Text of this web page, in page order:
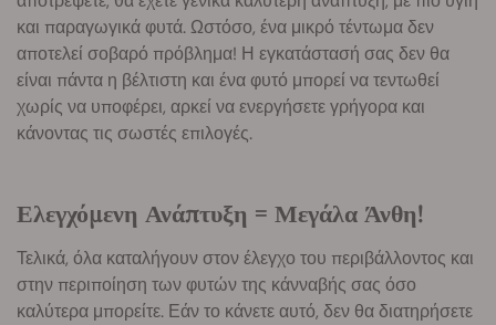
και παραγωγικά φυτά. Ωστόσο, ένα μικρό τέντωμα δεν
αποτελεί σοβαρό πρόβλημα! Η εγκατάστασή σας δεν θα
είναι πάντα η βέλτιστη και ένα φυτό μπορεί να τεντωθεί
χωρίς να υποφέρει, αρκεί να ενεργήσετε γρήγορα και
κάνοντας τις σωστές επιλογές.
Ελεγχόμενη Ανάπτυξη = Μεγάλα Άνθη!
Τελικά, όλα καταλήγουν στον έλεγχο του περιβάλλοντος και
στην περιποίηση των φυτών της κάνναβής σας όσο
καλύτερα μπορείτε. Εάν το κάνετε αυτό, δεν θα διατηρήσετε